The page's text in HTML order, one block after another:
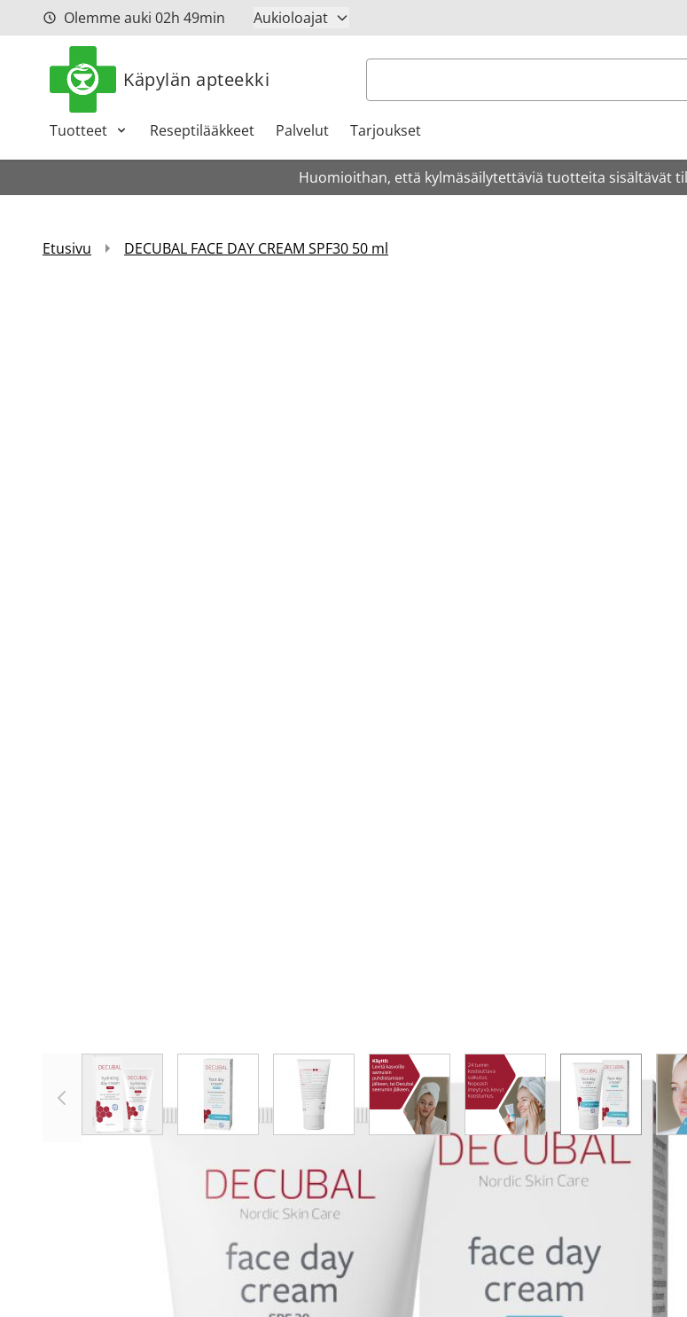
Siirry sisältöönOlemme auki 02h 49min Aukioloajat
Käpylän apteekki Haku
Tuotteet Reseptilääkkeet Palvelut Tarjoukset
Huomioithan, että kylmäsäilytettäviä tuotteita sisältävät
Etusivu DECUBAL FACE DAY CREAM SPF30 50 ml
View larger imageView larger imageView larger imageView larger imageView larger imageView larger